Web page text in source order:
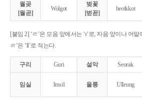
월곶
[월곧]
Wolgot
벚꽃
[벋꼳]
beotkkot
[붙임 2] ‘ㄹ’은 모음 앞에서는 ‘r’로, 자음 앞이나 어말
ㄹ’은 ‘ll’로 적는다.
구리 Guri 설악 Seorak
임실 Imsil 울릉 Ulleung